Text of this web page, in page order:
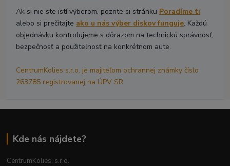
Ak si nie ste istí výberom, pozrite si stránku Poradíme ti
alebo si prečítajte ako u nás výber diskov funguje. Každú
objednávku kontrolujeme s dôrazom na technickú správnosť,
bezpečnosť a použiteľnosť na konkrétnom aute.
CentrumKolies s.r.o. je majiteľom ochrannej známky číslo
263785 registrovanej na ÚPV SR
Kde nás nájdete?
CentrumKolies, s.r.o.